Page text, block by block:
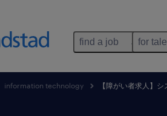
find a job for
information technology 【障がい者求人】